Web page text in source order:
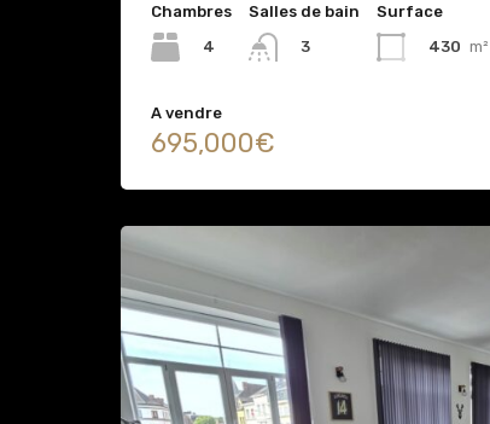
Chambres
4
Salles de bain
3
Surface
430 m²
A vendre
695,000€